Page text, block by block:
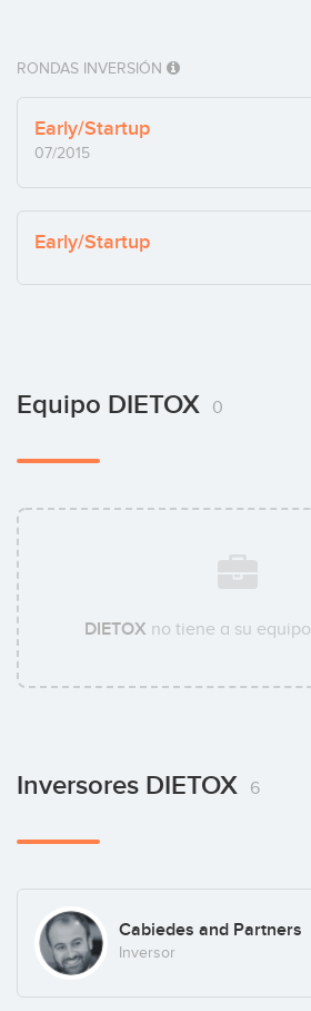
RONDAS INVERSIÓN
Early/Startup
07/2015
Early/Startup
Equipo DIETOX 0
DIETOX no tiene a su
Inversores DIETOX 6
Cabiedes and Partners
Inversor